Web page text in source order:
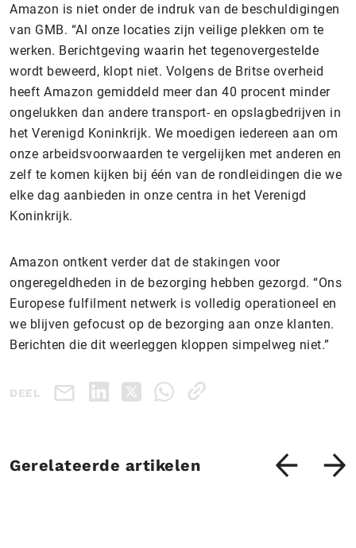
Amazon is niet onder de indruk van de beschuldigingen
van GMB. “Al onze locaties zijn veilige plekken om te
werken. Berichtgeving waarin het tegenovergestelde
wordt beweerd, klopt niet. Volgens de Britse overheid
heeft Amazon gemiddeld meer dan 40 procent minder
ongelukken dan andere transport- en opslagbedrijven in
het Verenigd Koninkrijk. We moedigen iedereen aan om
onze arbeidsvoorwaarden te vergelijken met anderen en
zelf te komen kijken bij één van de rondleidingen die we
elke dag aanbieden in onze centra in het Verenigd
Koninkrijk.
Amazon ontkent verder dat de stakingen voor
ongeregeldheden in de bezorging hebben gezorgd. “Ons
Europese fulfilment netwerk is volledig operationeel en
we blijven gefocust op de bezorging aan onze klanten.
Berichten die dit weerleggen kloppen simpelweg niet.”
DEEL
Gerelateerde artikelen